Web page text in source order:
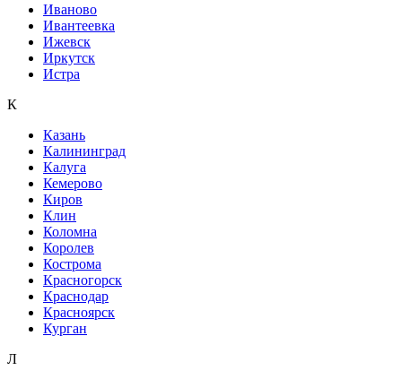
Иваново
Ивантеевка
Ижевск
Иркутск
Истра
К
Казань
Калининград
Калуга
Кемерово
Киров
Клин
Коломна
Королев
Кострома
Красногорск
Краснодар
Красноярск
Курган
Л